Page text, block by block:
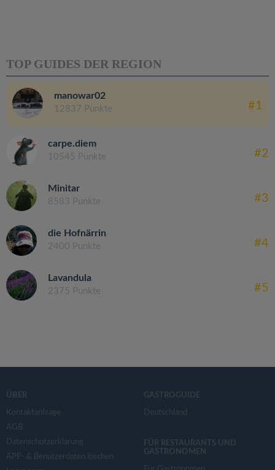
TOP GUIDES DER REGION
manowar02
12837 Punkte #1
carpe.diem
10545 Punkte #2
Minitar
8583 Punkte #3
die Hofnärrin
2400 Punkte #4
Lavandula
2375 Punkte #5
ÜBER
Kontaktanfrage
AGB
Datenschutzerklärung
APP- & Benutzerdaten löschen
GASTROGUIDE
Deutschland
FÜR RESTAURANTS UND
GASTRONOMEN